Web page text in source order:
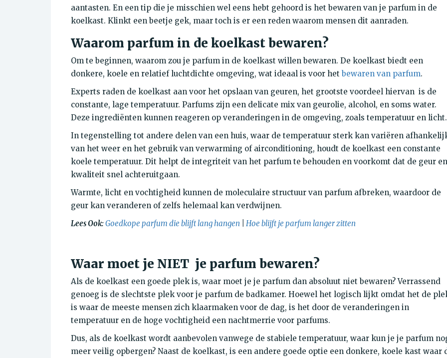
aantasten. En een tip die je misschien wel eens hebt gehoord is het bewaren van je parfum in de
koelkast. Klinkt een beetje gek, maar toch is er een reden waarom mensen dit aanraden.
Waarom parfum in de koelkast bewaren?
Om te beginnen, waarom zou je parfum in de koelkast willen bewaren. De koelkast biedt een
donkere, koele en relatief luchtdichte omgeving, wat ideaal is voor hetbewaren van parfum.
Experts raden de koelkast aan voor het opslaan van geuren, het grootste voordeel hiervan is de
constante, lage temperatuur. Parfums zijn een delicate mix van geurolie, alcohol, en soms water.
Deze ingrediënten kunnen reageren op veranderingen in de omgeving, zoals temperatuur en licht.
In tegenstelling tot andere delen van een huis, waar de temperatuur sterk kan variëren
van het weer en het gebruik van verwarming of airconditioning, houdt de koelkast een constante
koele temperatuur. Dit helpt de integriteit van het parfum te behouden en voorkomt dat de geur en
kwaliteit snel achteruitgaan.
Warmte, licht en vochtigheid kunnen de moleculaire structuur van parfum afbreken, waardoor de
geur kan veranderen of zelfs helemaal kan verdwijnen.
Lees Ook:Goedkope parfum die blijft lang hangen Hoe blijft je parfum langer zitten
Waar moet je NIET je parfum bewaren?
Als de koelkast een goede plek is, waar moet je je parfum dan absoluut niet bewaren? Verrassend
genoeg is de slechtste plek voor je parfum de badkamer. Hoewel het logisch lijkt omdat het de
is waar de meeste mensen zich klaarmaken voor de dag, is het door de veranderingen in
temperatuur en de hoge vochtigheid een nachtmerrie voor parfums.
Dus, als de koelkast wordt aanbevolen vanwege de stabiele temperatuur, waar kun je je parfum
meer veilig opbergen? Naast de koelkast, is een andere goede optie een donkere, koele kast waar